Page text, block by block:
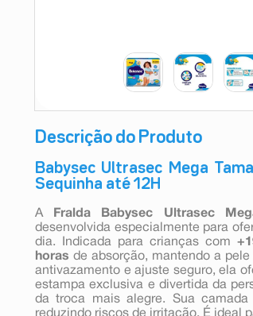
Descrição do Produto
Babysec Ultrasec Mega
Sequinha até 12H
A Fralda Babysec Ultrasec
desenvolvida especialmente para
dia. Indicada para crianças com
horas de absorção, mantendo a
antivazamento e ajuste seguro, ela
estampa exclusiva e divertida da
da troca mais alegre. Sua
reduzindo riscos de irritação. É ideal